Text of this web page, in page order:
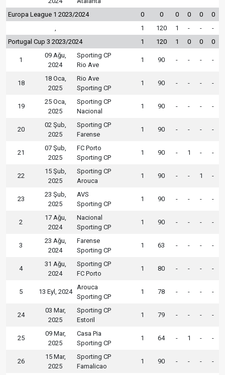
Europa League 1 2023/2024 0 0 0 0 0
0
1 120 1 - -
-
Portugal Cup 3 2023/2024
1 120 1 0 0 0
1
09 Ağu,
2024
Sporting CP
Rio Ave
1 90 - - - -
18
18 Oca,
2025
Rio Ave
Sporting CP
1 90 - - - -
19
25 Oca,
2025
Sporting CP
Nacional
1 90 - - - -
20
02 Şub,
2025
Sporting CP
Farense
1 90 - - - -
21
07 Şub,
2025
FC Porto
Sporting CP
1 90 - 1 - -
22
15 Şub,
2025
Sporting CP
Arouca
1 90 - - 1 -
23
23 Şub,
2025
AVS
Sporting CP
1 90 - - - -
2
17 Ağu,
2024
Nacional
Sporting CP
1 90 - - - -
3
23 Ağu,
2024
Farense
Sporting CP
1 63 - - - -
4
31 Ağu,
2024
Sporting CP
FC Porto
1 80 - - - -
5 13 Eyl, 2024
Arouca
Sporting CP
1 78 - - - -
24
03 Mar,
2025
Sporting CP
Estoril
1 79 - - - -
25
09 Mar,
2025
Casa Pia
Sporting CP
1 64 - 1 - -
26
15 Mar,
2025
Sporting CP
Famalicao
1 90 - - - -